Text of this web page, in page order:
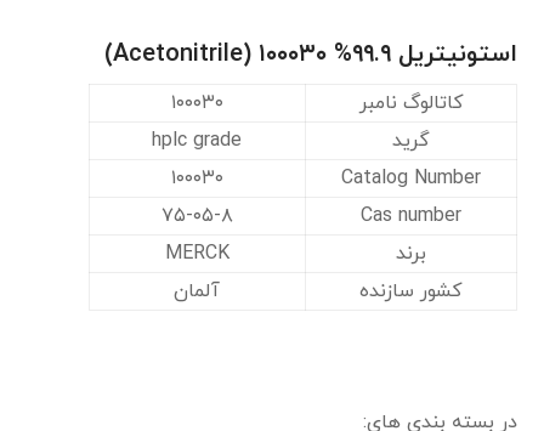
استونیتریل ۹۹.۹% ۱۰۰۰۳۰ (Acetonitrile)
کاتالوگ نامبر
۱۰۰۰۳۰
گرید
hplc grade
Catalog Number
۱۰۰۰۳۰
Cas number
۷۵-۰۵-۸
برند
MERCK
کشور سازنده
آلمان
در بسته بندی های: